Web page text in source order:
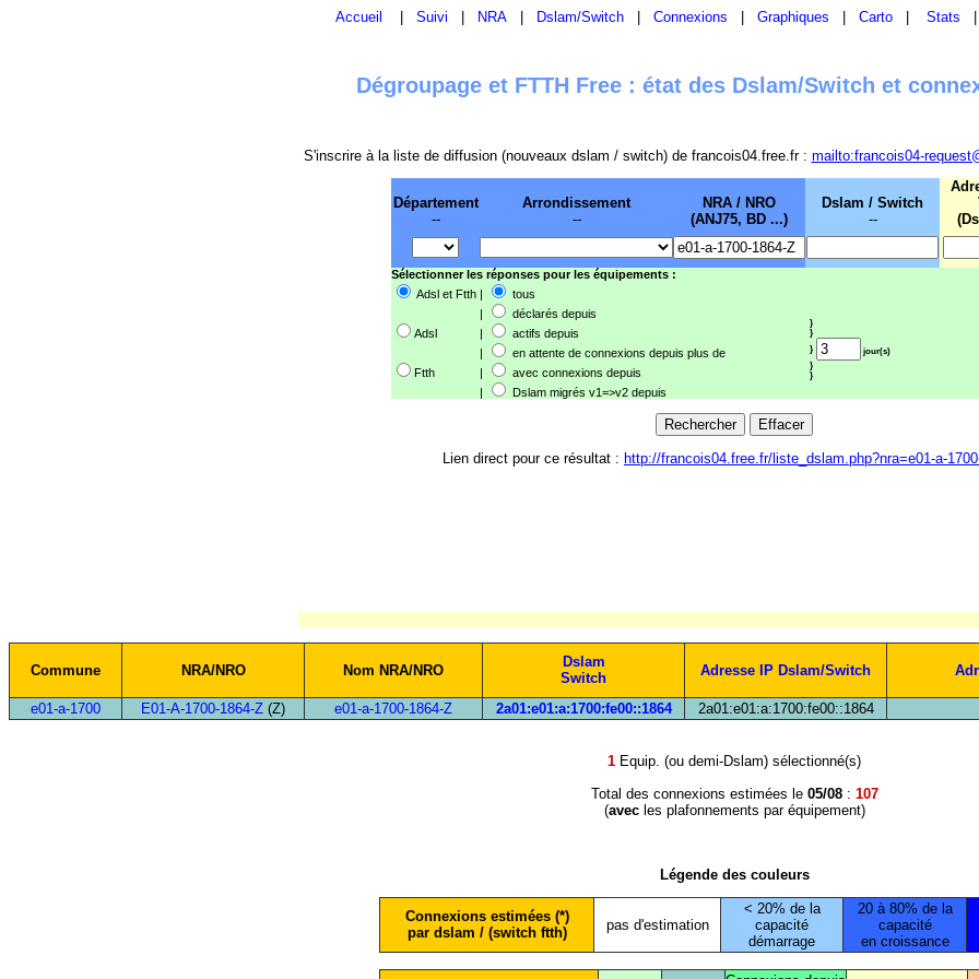
Accueil Suivi NRA Dslam/Switch Connexions Graphiques Carto Stats
Dégroupage et FTTH Free : état des Dslam/Switch et
S'inscrire à la liste de diffusion (nouveaux dslam / switch) de francois04.free.fr : mailto:francois04-
Département
--
Arrondissement
--
NRA / NRO
(ANJ75, BD ...)
Dslam / Switch
--
Sélectionner les réponses pour les équipements :
Adsl et Ftth |
tous
|
déclarés depuis
}
}
}
jour(s)
}
}
Adsl |
actifs depuis
|
en attente de connexions depuis plus de
Ftth
|
avec connexions depuis
|
Dslam migrés v1=>v2 depuis
Lien direct pour ce résultat : http://francois04.free.fr/liste_dslam.php?nra=e01-a-
Commune NRA/NRO Nom NRA/NRO
Dslam
Switch
Adresse IP Dslam/Switch
e01-a-1700
E01-A-1700-1864-Z (Z) e01-a-1700-1864-Z 2a01:e01:a:1700:fe00::1864 2a01:e01:a:1700:fe00::1864
1 Equip. (ou demi-Dslam) sélectionné(s)
Total des connexions estimées le 05/08: 107
(avecles plafonnements par équipement)
Légende des couleurs
Connexions estimées (*)
par dslam / (switch ftth)
pas d'estimation
< 20% de la
capacité
démarrage
20 à 80% de la
capacité
en croissance